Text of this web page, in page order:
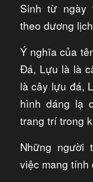
Sinh từ ngày
theo dương lịch
Ý nghĩa của
Đá, Lựu là là
là cây lựu đá,
hình dáng lạ
trang trí trong
Những người
việc mang tính